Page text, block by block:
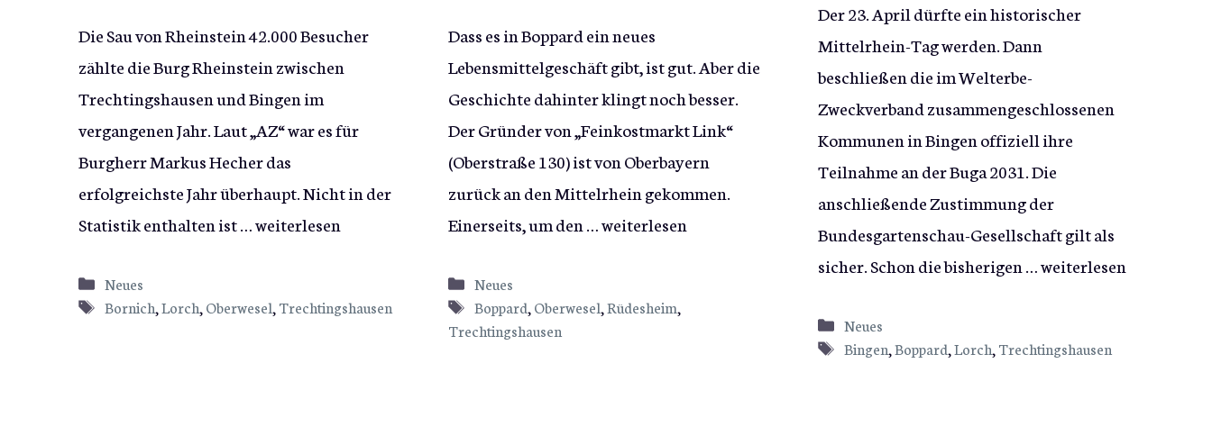
Die Sau von Rheinstein 42.000 Besucher
zählte die Burg Rheinstein zwischen
Trechtingshausen und Bingen im
vergangenen Jahr. Laut „AZ“ war es für
Burgherr Markus Hecher das
erfolgreichste Jahr überhaupt. Nicht in der
Statistik enthalten ist …weiterlesen
Kategorien
Neues
Schlagwörter
Bornich,Lorch, Oberwesel, Trechtingshausen
Dass es in Boppard ein neues
Lebensmittelgeschäft gibt, ist gut. Aber die
Geschichte dahinter klingt noch besser.
Der Gründer von „Feinkostmarkt Link“
(Oberstraße 130) ist von Oberbayern
zurück an den Mittelrhein gekommen.
Einerseits, um den …weiterlesen
Kategorien
Neues
Schlagwörter
Boppard, Oberwesel,Rüdesheim,
Trechtingshausen
Der 23. April dürfte ein historischer
Mittelrhein-Tag werden. Dann
beschließen die im Welterbe-
Zweckverband zusammengeschlossenen
Kommunen in Bingen offiziell ihre
Teilnahme an der Buga 2031. Die
anschließende Zustimmung der
Bundesgartenschau-Gesellschaft gilt als
sicher. Schon die bisherigen …weiterlesen
Kategorien
Neues
Schlagwörter
Bingen,Boppard,Lorch, Trechtingshausen